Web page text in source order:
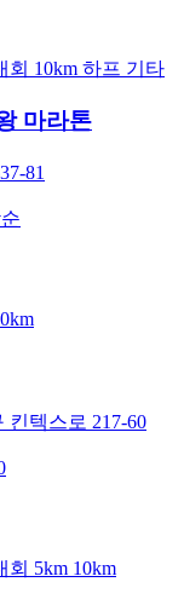
회 10km 하프 기타
마라톤
81
킨텍스로 217-60
회 5km 10km